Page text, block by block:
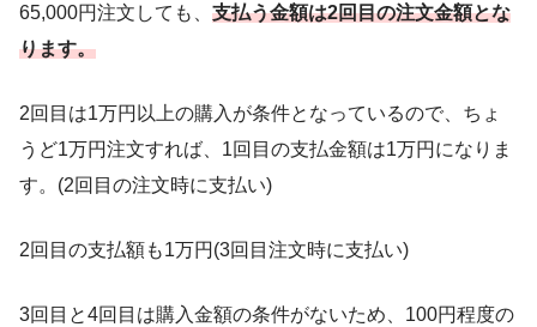
65,000円注文しても、 支払う金額は2回目の注文金額とな
ります。
2回目は1万円以上の購入が条件となっているので、ちょ
うど1万円注文すれば、1回目の支払金額は1万円になりま
す。(2回目の注文時に支払い)
2回目の支払額も1万円(3回目注文時に支払い)
3回目と4回目は購入金額の条件がないため、100円程度の